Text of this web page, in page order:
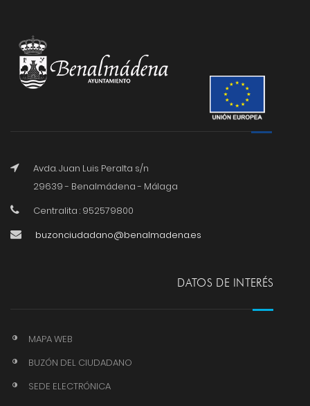
Avda. Juan Luis Peralta s/n
29639 - Benalmádena - Málaga
Centralita : 952579800
buzonciudadano@benalmadena.es
DATOS DE INTERÉS
MAPA WEB
BUZÓN DEL CIUDADANO
SEDE ELECTRÓNICA